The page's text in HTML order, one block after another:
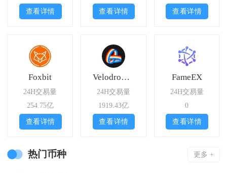
查看详情
查看详情
查看详情
Foxbit
24H交易量
254.75亿
查看详情
Velodrome Finance
24H交易量
1919.43亿
查看详情
FameEX
24H交易量
0
查看详情
热门币种 更多 +